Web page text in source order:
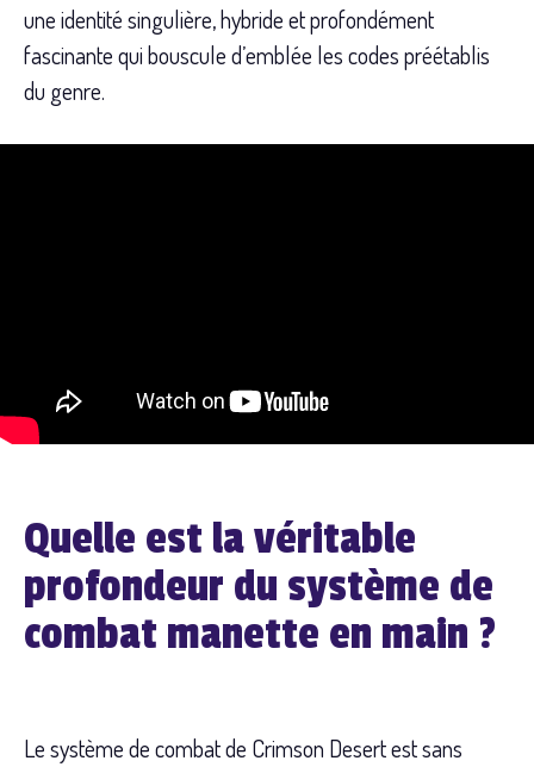
une identité singulière, hybride et profondément
fascinante qui bouscule d’emblée les codes préétablis
du genre.
Quelle est la véritable
profondeur du système de
combat manette en main ?
Le système de combat de Crimson Desert est sans